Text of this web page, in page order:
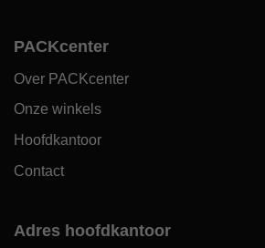
PACKcenter
Over PACKcenter
Onze winkels
Hoofdkantoor
Contact
Adres hoofdkantoor